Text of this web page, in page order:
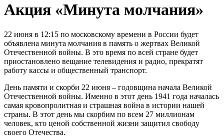
Акция «Минута молчания»
22 июня в 12:15 по московскому времени в России будет
объявлена минута молчания в память о жертвах Великой
Отечественной войны. В это время по всей стране будет
приостановлено вещание телевидения и радио, прекратят
работу кассы и общественный транспорт.
День памяти и скорби 22 июня – годовщина начала Великой
Отечественной войны. Именно в этот день 1941 года началась
самая кровопролитная и страшная война в истории нашей
страны. В этот день мы скорбим по всем 27 миллионам
человек, кто ценой собственной жизни защитил свободу
своего Отечества.